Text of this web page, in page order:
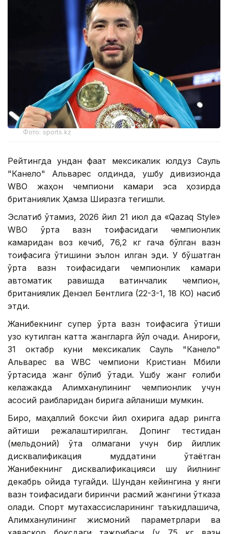
Фото: sports.kz
Рейтингда ундан фақат мексикалик юлдуз Сауль
"Канело" Альварес олдинда, ушбу дивизионда
WBО жаҳон чемпиони камари эса ҳозирда
британиялик Ҳамза Ширазга тегишли.
Эслатиб ўтамиз, 2026 йил 21 июл да «Qazaq Style»
WВО ўрта вазн тоифасидаги чемпионлик
камаридан воз кечиб, 76,2 кг гача бўлган вазн
тоифасига ўтишини эълон қилган эди. У бўшатган
ўрта вазн тоифасидаги чемпионлик камари
автоматик равишда вақтинчалик чемпион,
британиялик Дензел Бентлига (22-3-1, 18 КО) насиб
этди.
Жанибекнинг супер ўрта вазн тоифасига ўтиши
узоқ кутилган катта жангларга йўл очади. Аниқроғи,
31 октабр куни мексикалик Сауль "Канело"
Альварес ва WВC чемпиони Кристиан Мбили
ўртасида жанг бўлиб ўтади. Ушбу жанг ғолиби
келажакда Алимханулининг чемпионлик учун
асосий рақибларидан бирига айланиши мумкин.
Бироқ, маҳаллий боксчи йил охирига қадар рингга
қайтиши режалаштирилган. Допинг тестидан
(мельдоний) ўта олмагани учун бир йиллик
дисквалификация муддатини ўтаётган
Жанибекнинг дисквалификацияси шу йилнинг
декабрь ойида тугайди. Шундан кейингина у янги
вазн тоифасидаги биринчи расмий жангини ўтказа
олади. Спорт мутахассисларининг таъкидлашича,
Алимханулининг жисмоний параметрлари ва